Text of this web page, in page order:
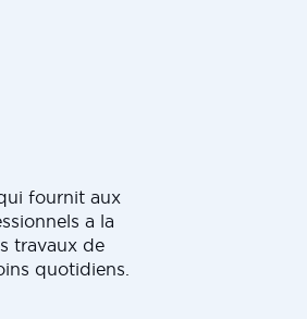
fournit aux
a la
travaux de
quotidiens.